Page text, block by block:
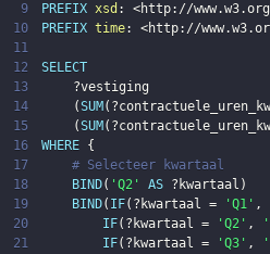
9
PREFIX xsd : <http://www.w3.org/
10
PREFIX time: <http://
11
12
SELECT
13
?vestiging
14
(SUM (
15
(SUM (
16
WHERE {
17
# Selecteer kwartaal
18
BIND( 'Q2' AS ?kwartaal )
19
BIND( IF( ?kwartaal = 'Q1' ,
20
IF( ?kwartaal = 'Q2' ,
21
IF( ?kwartaal = 'Q3' ,